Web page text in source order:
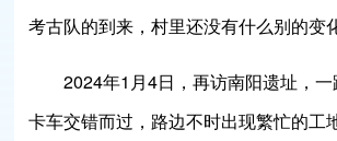
考古队的到来，村里还没有什么别的变化
2024年1月4日，再访南阳遗址，一
卡车交错而过，路边不时出现繁忙的工